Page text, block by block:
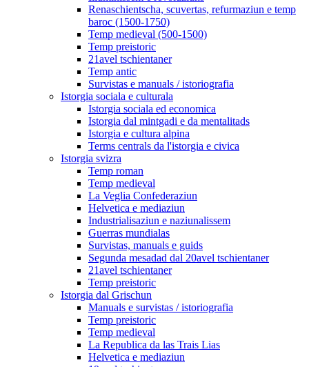
Renaschientscha, scuvertas, refurmaziun e temp
baroc (1500-1750)
Temp medieval (500-1500)
Temp preistoric
21avel tschientaner
Temp antic
Survistas e manuals / istoriografia
Istorgia sociala e culturala
Istorgia sociala ed economica
Istorgia dal mintgadi e da mentalitads
Istorgia e cultura alpina
Terms centrals da l'istorgia e civica
Istorgia svizra
Temp roman
Temp medieval
La Veglia Confederaziun
Helvetica e mediaziun
Industrialisaziun e naziunalissem
Guerras mundialas
Survistas, manuals e guids
Segunda mesadad dal 20avel tschientaner
21avel tschientaner
Temp preistoric
Istorgia dal Grischun
Manuals e survistas / istoriografia
Temp preistoric
Temp medieval
La Republica da las Trais Lias
Helvetica e mediaziun